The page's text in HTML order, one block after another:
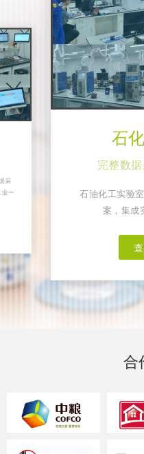
采
一
石
完整数
石油化工实验
案，集成
合